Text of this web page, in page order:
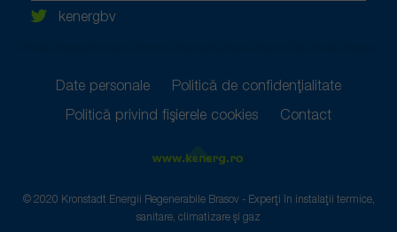
kenergbv
Date personale
Politică de confidențialitate
Politică privind fișierele cookies
Contact
© 2020 Kronstadt Energii Regenerabile Brasov - Experți în instalații termice,
sanitare, climatizare și gaz